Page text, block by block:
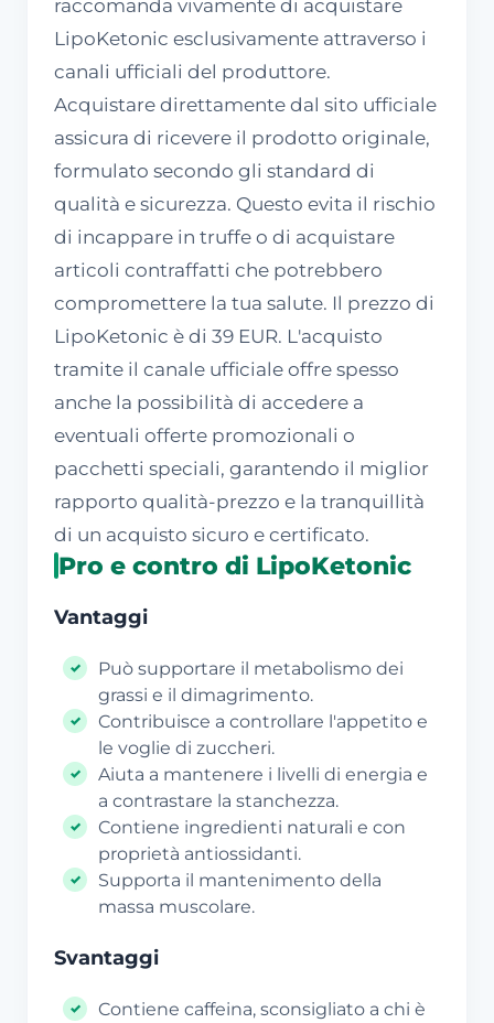
raccomanda vivamente di acquistare
LipoKetonic esclusivamente attraverso i
canali ufficiali del produttore.
Acquistare direttamente dal sito ufficiale
assicura di ricevere il prodotto originale,
formulato secondo gli standard di
qualità e sicurezza. Questo evita il rischio
di incappare in truffe o di acquistare
articoli contraffatti che potrebbero
compromettere la tua salute. Il prezzo di
LipoKetonic è di 39 EUR. L'acquisto
tramite il canale ufficiale offre spesso
anche la possibilità di accedere a
eventuali offerte promozionali o
pacchetti speciali, garantendo il miglior
rapporto qualità-prezzo e la tranquillità
di un acquisto sicuro e certificato.
Pro e contro di LipoKetonic
Vantaggi
Può supportare il metabolismo dei
grassi e il dimagrimento.
Contribuisce a controllare l'appetito e
le voglie di zuccheri.
Aiuta a mantenere i livelli di energia e
a contrastare la stanchezza.
Contiene ingredienti naturali e con
proprietà antiossidanti.
Supporta il mantenimento della
massa muscolare.
Svantaggi
Contiene caffeina, sconsigliato a chi è